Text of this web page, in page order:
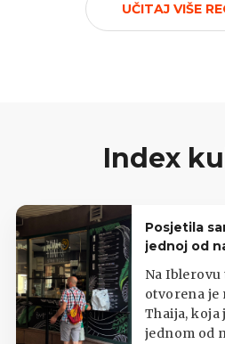
UČITAJ VIŠE
Index
Posjetila
jednoj od
Na
otvorena je
Thaija, koja
jednom od